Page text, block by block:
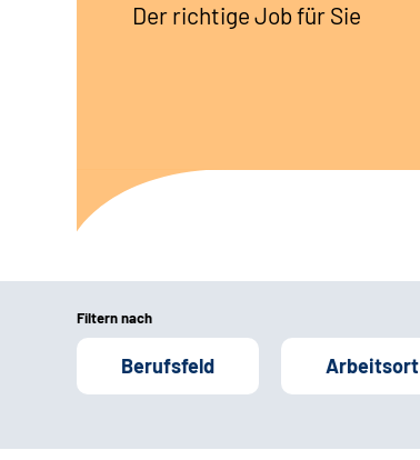
Der richtige Job für Sie
Filtern nach
Berufsfeld Arbeitsort